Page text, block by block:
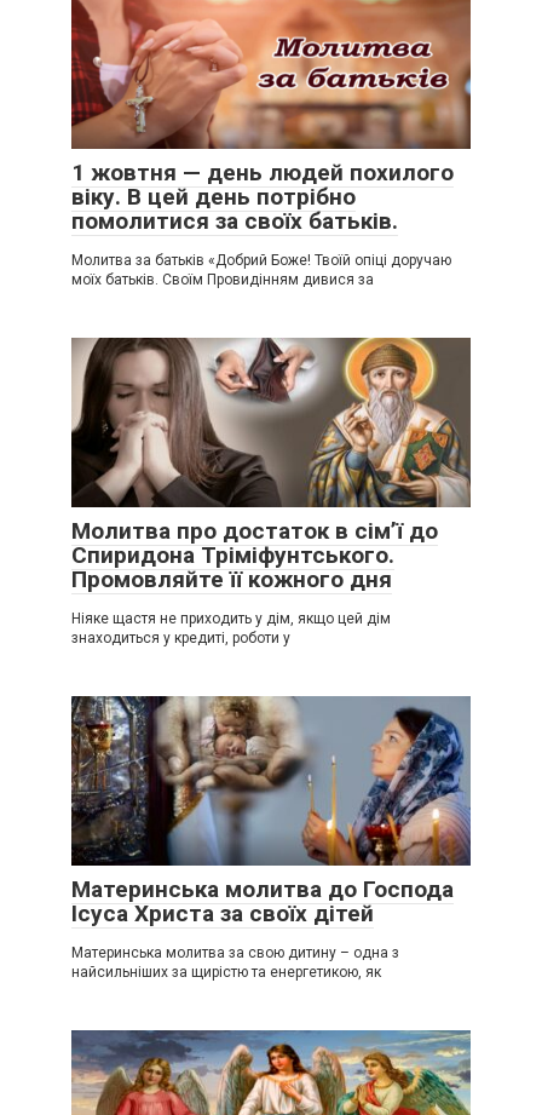
1 жовтня — день людей похилого
віку. В цей день потрібно
помолитися за своїх батьків.
Молитва за батьків «Добрий Боже! Твоїй опіці доручаю
моїх батьків. Своїм Провидінням дивися за
Молитва про достаток в сім’ї до
Спиридона Тріміфунтського.
Промовляйте її кожного дня
Ніяке щастя не приходить у дім, якщо цей дім
знаходиться у кредиті, роботи у
Материнська молитва до Господа
Ісуса Христа за своїх дітей
Материнська молитва за свою дитину – одна з
найсильніших за щирістю та енергетикою, як